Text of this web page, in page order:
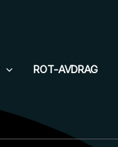
ROT-AVDRAG